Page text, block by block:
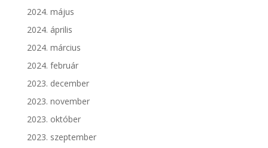
2024. május
2024. április
2024. március
2024. február
2023. december
2023. november
2023. október
2023. szeptember